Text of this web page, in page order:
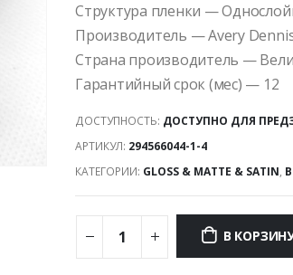
Структура пленки —
Производитель — Avery
Страна производитель —
Гарантийный срок (мес) — 12
ДОСТУПНОСТЬ: ДОСТУПНО ДЛЯ
АРТИКУЛ: 294566044-1-4
КАТЕГОРИИ: GLOSS & MATTE & SATIN,
В